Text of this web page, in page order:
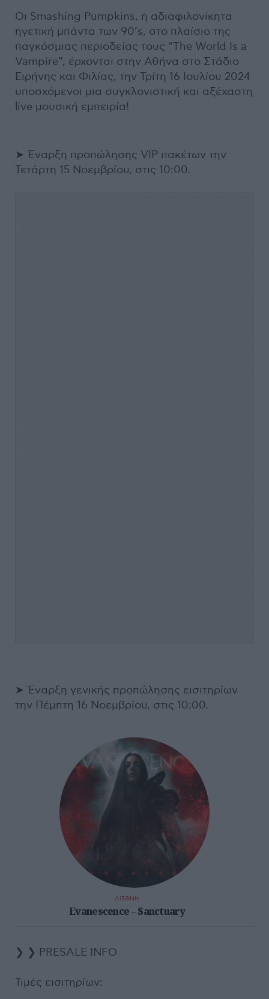
Οι Smashing Pumpkins, η αδιαφιλονίκητα
ηγετική μπάντα των 90’s, στο πλαίσιο της
παγκόσμιας περιοδείας τους “The World Is a
Vampire”, έρχονται στην Αθήνα στο Στάδιο
Ειρήνης και Φιλίας, την Τρίτη 16 Ιουλίου 2024
υποσχόμενοι μια συγκλονιστική και αξέχαστη
live μουσική εμπειρία!
➤ Έναρξη προπώλησης VIP πακέτων την
Τετάρτη 15 Νοεμβρίου, στις 10:00.
➤ Έναρξη γενικής προπώλησης εισιτηρίων
την Πέμπτη 16 Νοεμβρίου, στις 10:00.
ΔΙΕΘΝΗ
Evanescence – Sanctuary
❯ ❯ PRESALE INFO
Τιμές εισιτηρίων: